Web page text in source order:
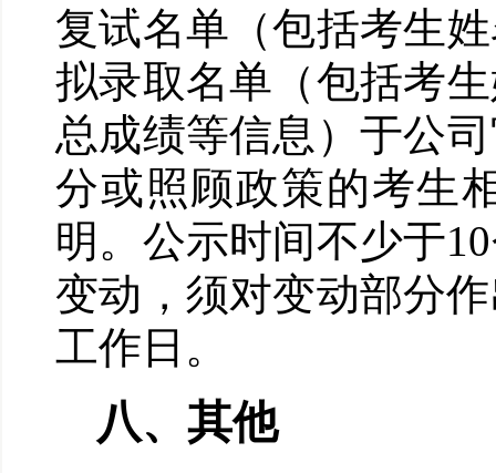
复试名单（包括考生
拟录取名单（包括考
总成绩等信息）于公
分或照顾政策的考生
明。公示时间不少于10
变动，须对变动部分
工作日。
八、其他